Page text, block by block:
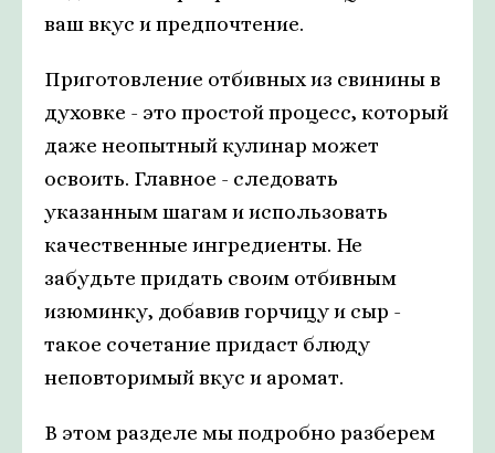
ваш вкус и предпочтение.
Приготовление отбивных из свинины в
духовке - это простой процесс, который
даже неопытный кулинар может
освоить. Главное - следовать
указанным шагам и использовать
качественные ингредиенты. Не
забудьте придать своим отбивным
изюминку, добавив горчицу и сыр -
такое сочетание придаст блюду
неповторимый вкус и аромат.
В этом разделе мы подробно разберем